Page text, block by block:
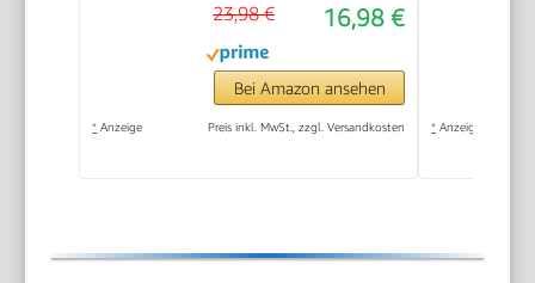
etc., 1l Konzentrat
ergeben verdünnt 40l
Reinigungsmittel
(Packung mit 2)
16,98 €
23,98 €
Bei Amazon ansehen
* Anzeige Preis inkl. MwSt., zzgl. Versandkosten * Anzeige